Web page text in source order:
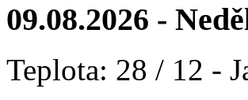
09.08.2026 -
Teplota: 28 / 12 -